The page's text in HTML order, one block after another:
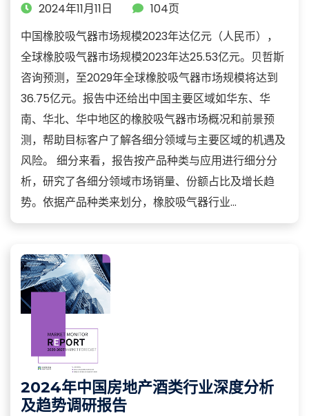
2024年11月11日
104页
中国橡胶吸气器市场规模2023年达亿元（人民币），
全球橡胶吸气器市场规模2023年达25.53亿元。贝哲斯
咨询预测，至2029年全球橡胶吸气器市场规模将达到
36.75亿元。报告中还给出中国主要区域如华东、华
南、华北、华中地区的橡胶吸气器市场概况和前景预
测，帮助目标客户了解各细分领域与主要区域的机遇及
风险。 细分来看，报告按产品种类与应用进行细分分
析，研究了各细分领域市场销量、份额占比及增长趋
势。依据产品种类来划分，橡胶吸气器行业...
2024年中国房地产酒类行业深度分析
及趋势调研报告